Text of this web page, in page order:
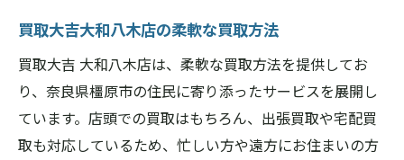
買取大吉大和八木店の柔軟な買取方法
買取大吉 大和八木店は、柔軟な買取方法を提供してお
り、奈良県橿原市の住民に寄り添ったサービスを展開し
ています。店頭での買取はもちろん、出張買取や宅配買
取も対応しているため、忙しい方や遠方にお住まいの方